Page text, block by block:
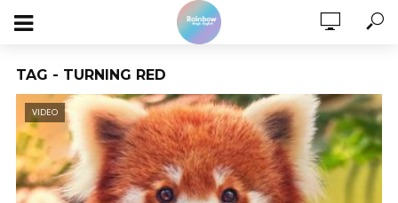
TAG - TURNING RED
VIDEO